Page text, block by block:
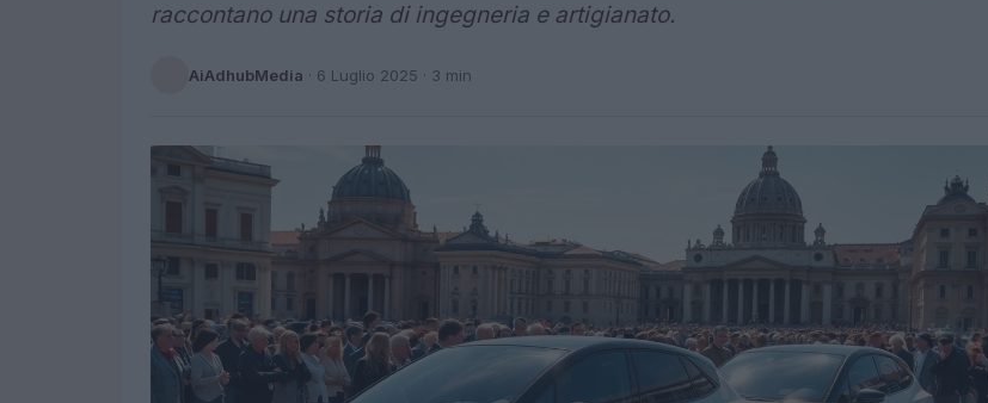
raccontano una storia di ingegneria e artigianato.
AiAdhubMedia · 6 Luglio 2025 · 3 min